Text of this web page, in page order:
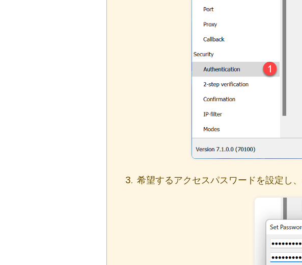
希望するアクセスパスワードを設定し、